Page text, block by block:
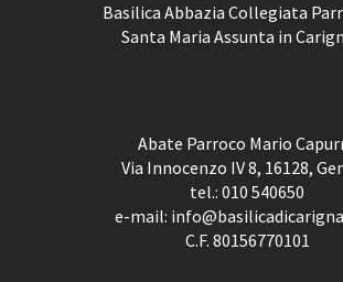
Basilica Abbazia Collegiata
Santa Maria Assunta in
Abate Parroco Mario
Via Innocenzo IV 8, 16128,
tel.: 010 540650
e-mail:
C.F. 80156770101